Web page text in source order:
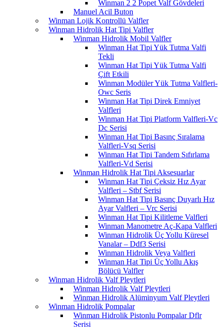
Winman 2 2 Popet Valf Gövdeleri
Manuel Acil Buton
Winman Lojik Kontrollü Valfler
Winman Hidrolik Hat Tipi Valfler
Winman Hidrolik Mobil Valfler
Winman Hat Tipi Yük Tutma Valfi
Tekli
Winman Hat Tipi Yük Tutma Valfi
Çift Etkili
Winman Modüler Yük Tutma Valfleri-
Owc Seris
Winman Hat Tipi Direk Emniyet
Valfleri
Winman Hat Tipi Platform Valfleri-Vc
Dc Serisi
Winman Hat Tipi Basınç Sıralama
Valfleri-Vsq Serisi
Winman Hat Tipi Tandem Sıfırlama
Valfleri-Vd Serisi
Winman Hidrolik Hat Tipi Aksesuarlar
Winman Hat Tipi Çeksiz Hız Ayar
Valfleri – Stbf Serisi
Winman Hat Tipi Basınç Duyarlı Hız
Ayar Valfleri – Vrc Serisi
Winman Hat Tipi Kilitleme Valfleri
Winman Manometre Aç-Kapa Valfleri
Winman Hidrolik Üç Yollu Küresel
Vanalar – Ddf3 Serisi
Winman Hidrolik Veya Valfleri
Winman Hat Tipi Üç Yollu Akış
Bölücü Valfler
Winman Hidrolik Valf Pleytleri
Winman Hidrolik Valf Pleytleri
Winman Hidrolik Alüminyum Valf Pleytleri
Winman Hidrolik Pompalar
Winman Hidrolik Pistonlu Pompalar Dflr
Serisi